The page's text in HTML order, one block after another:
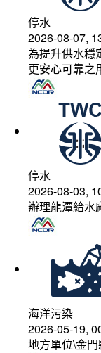
停水
2026-08-07,
為提升供水穩
更安心可靠之
停水
2026-08-03,
辦理龍潭給水
海洋污染
2026-05-19,
地方單位\金